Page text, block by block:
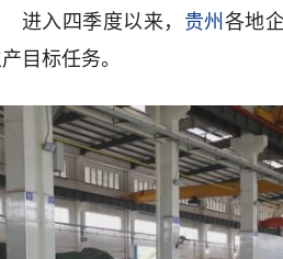
进入四季度以来， 贵州 各地
目标任务。